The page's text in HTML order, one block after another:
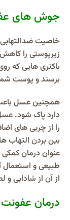
جوش های
خاصیت
زیرپوستی را
باکتری هایی که
برسند و پوست
همچنین عسل
دارد پاک شود.
را از چربی های
بین بردن
عنوان درمان کمکی
طبیعی و
از آن از شادابی
درمان